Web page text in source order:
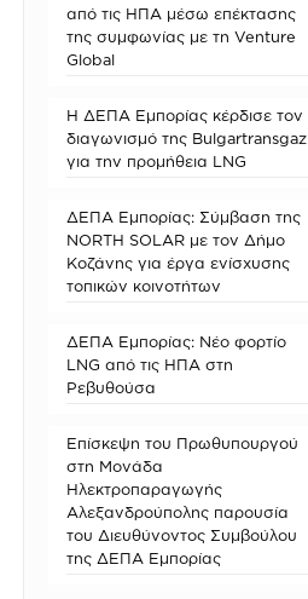
από τις ΗΠΑ μέσω επέκτασης
της συμφωνίας με τη Venture
Global
Η ΔΕΠΑ Εμπορίας κέρδισε τον
διαγωνισμό της Bulgartransgaz
για την προμήθεια LNG
ΔΕΠΑ Εμπορίας: Σύμβαση της
NORTH SOLAR με τον Δήμο
Κοζάνης για έργα ενίσχυσης
τοπικών κοινοτήτων
ΔΕΠΑ Εμπορίας: Νέο φορτίο
LNG από τις ΗΠΑ στη
Ρεβυθούσα
Επίσκεψη του Πρωθυπουργού
στη Μονάδα
Ηλεκτροπαραγωγής
Αλεξανδρούπολης παρουσία
του Διευθύνοντος Συμβούλου
της ΔΕΠΑ Εμπορίας